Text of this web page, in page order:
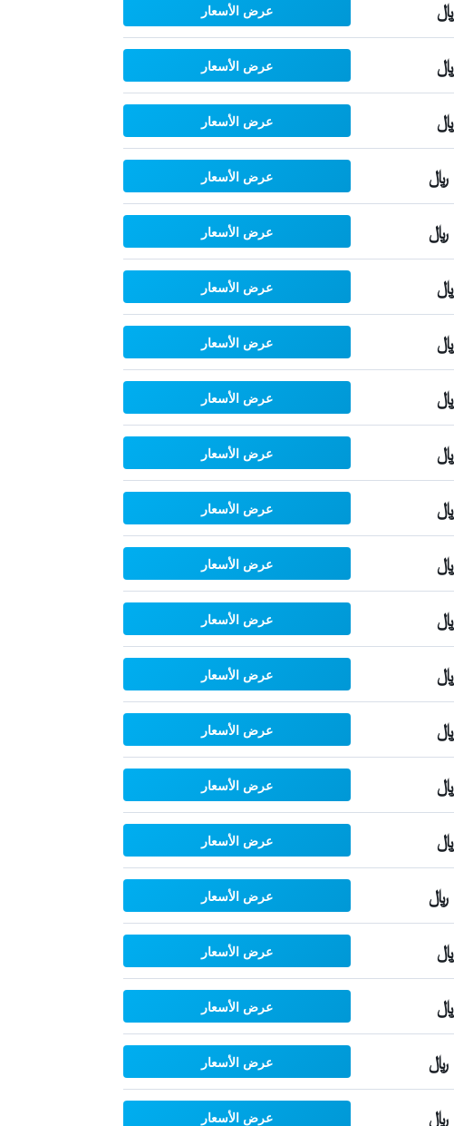
عرض الأسعار
عرض الأسعار
عرض الأسعار
عرض الأسعار
عرض الأسعار
عرض الأسعار
عرض الأسعار
عرض الأسعار
عرض الأسعار
عرض الأسعار
عرض الأسعار
عرض الأسعار
عرض الأسعار
عرض الأسعار
عرض الأسعار
عرض الأسعار
عرض الأسعار
عرض الأسعار
عرض الأسعار
عرض الأسعار
عرض الأسعار